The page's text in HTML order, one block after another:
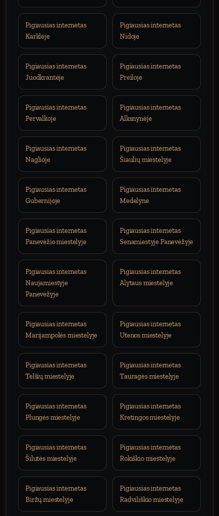
Pigiausias internetas
Karklėje
Pigiausias internetas
Nidoje
Pigiausias internetas
Juodkrantėje
Pigiausias internetas
Preiloje
Pigiausias internetas
Pervalkoje
Pigiausias internetas
Alksnynėje
Pigiausias internetas
Naglioje
Pigiausias internetas
Šiaulių miestelyje
Pigiausias internetas
Gubernijoje
Pigiausias internetas
Medelyne
Pigiausias internetas
Panevėžio miestelyje
Pigiausias internetas
Senamiestyje Panevėžyje
Pigiausias internetas
Naujamiestyje
Panevėžyje
Pigiausias internetas
Alytaus miestelyje
Pigiausias internetas
Marijampolės miestelyje
Pigiausias internetas
Utenos miestelyje
Pigiausias internetas
Telšių miestelyje
Pigiausias internetas
Tauragės miestelyje
Pigiausias internetas
Plungės miestelyje
Pigiausias internetas
Kretingos miestelyje
Pigiausias internetas
Šilutės miestelyje
Pigiausias internetas
Rokiškio miestelyje
Pigiausias internetas
Biržų miestelyje
Pigiausias internetas
Radviliškio miestelyje